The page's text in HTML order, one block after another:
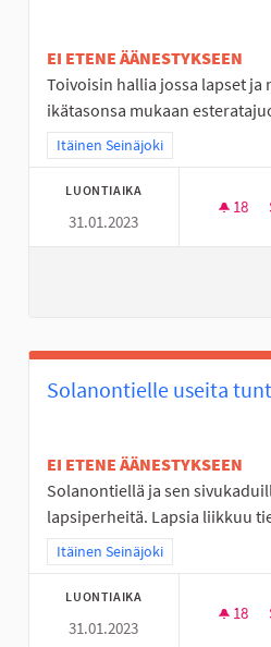
EI ETENE ÄÄNESTYKSEEN
Toivoisin hallia jossa lapset ja
ikätasonsa mukaan
Rajaa tulokset teeman mukaan:
Itäinen Seinäjoki
LUONTIAIKA
31.01.2023
18
Solanontielle useita
EI ETENE ÄÄNESTYKSEEN
Solanontiellä ja sen
lapsiperheitä. Lapsia liikkuu
Rajaa tulokset teeman mukaan:
Itäinen Seinäjoki
LUONTIAIKA
31.01.2023
18